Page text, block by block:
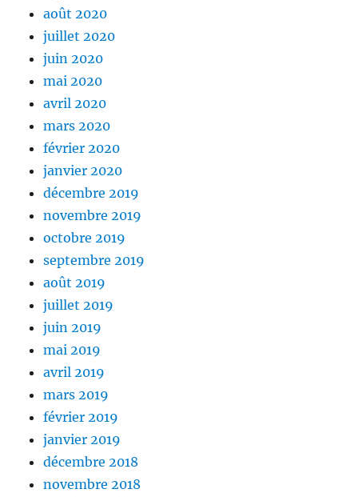
août 2020
juillet 2020
juin 2020
mai 2020
avril 2020
mars 2020
février 2020
janvier 2020
décembre 2019
novembre 2019
octobre 2019
septembre 2019
août 2019
juillet 2019
juin 2019
mai 2019
avril 2019
mars 2019
février 2019
janvier 2019
décembre 2018
novembre 2018